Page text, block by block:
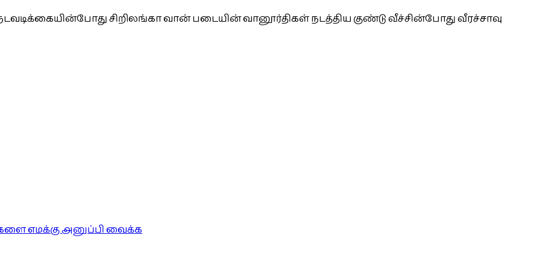
நடவடிக்கையின்போது சிறிலங்கா வான் படையின் வானூர்திகள் நடத்திய குண்டு வீச்சின்போது வீரச்சாவு
எமக்கு அனுப்பி வைக்க